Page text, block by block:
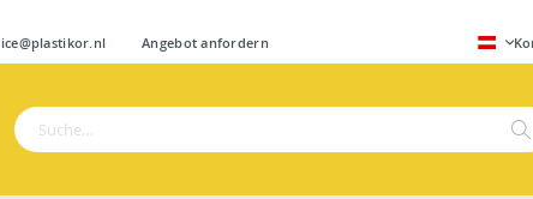
Angebot anfordernZum
Inhalt
SPRACHE
Suche